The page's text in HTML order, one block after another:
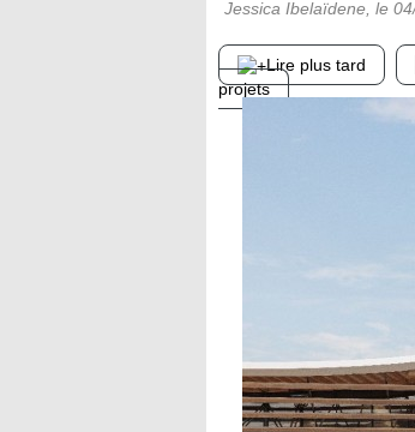
Jessica Ibelaïdene , le
Lire plus tard
projets